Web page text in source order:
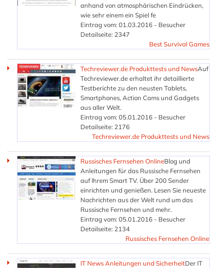
anhand von atmosphärischen Eindrücken,
wie sehr einem ein Spiel fe
Eintrag vom: 01.03.2016 - Besucher
Detailseite: 2347
Best Survival Games
Techreviewer.de Produkttests und NewsAuf
Techreviewer.de erhaltet ihr detaillierte
Testberichte zu den neusten Tablets,
Smartphones, Action Cams und Gadgets
aus aller Welt.
Eintrag vom: 05.01.2016 - Besucher
Detailseite: 2176
Techreviewer.de Produkttests und News
Russisches Fernsehen OnlineBlog und
Anleitungen für das Russische Fernsehen
auf Ihrem Smart TV. Über 200 Sender
einrichten und genießen. Lesen Sie neueste
Nachrichten aus der Welt rund um das
Russische Fernsehen und mehr.
Eintrag vom: 05.01.2016 - Besucher
Detailseite: 2134
Russisches Fernsehen Online
IT News Anleitungen und SicherheitDer IT